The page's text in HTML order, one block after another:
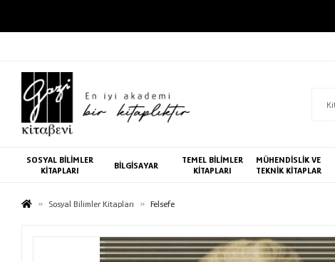
SOSYAL BİLİMLER
KİTAPLARI
BİLGİSAYAR
TEMEL BİLİMLER
KİTAPLARI
MÜHENDİSLİK VE
TEKNİK KİTAPLAR
Sosyal Bilimler Kitapları Felsefe